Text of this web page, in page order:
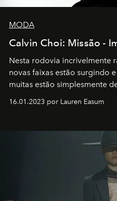
MODA
Calvin Choi: Missão -
Nesta rodovia incrivelmente
novas faixas estão surgindo
muitas estão simplesmente
transportador AMTD
por propósitos, com um
16.01.2023 por Lauren Easum